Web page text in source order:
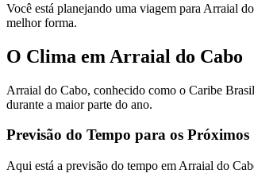
Você está planejando uma viagem para Arraial
melhor forma.
O Clima em Arraial do Cabo
Arraial do Cabo, conhecido como o Caribe
durante a maior parte do ano.
Previsão do Tempo para os Próximos
Aqui está a previsão do tempo em Arraial do